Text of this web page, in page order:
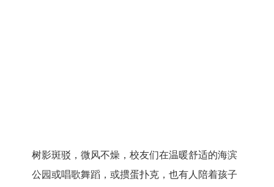
树影斑驳，微风不燥，校友们在温暖舒适的海滨
公园或唱歌舞蹈，或掼蛋扑克，也有人陪着孩子